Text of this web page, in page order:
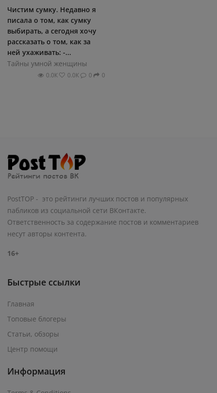
Чистим сумку. Недавно я
писала о том, как сумку
выбирать, а сегодня хочу
рассказать о том, как за
ней ухаживать: -...
Тайны умной женщины
0.0К 0.0К 0 0
PostTOP - это рейтинги лучших постов и популярных
пабликов из социальной сети ВКонтакте.
Ответственность за содержание постов и комментариев
несут авторы контента.
16+
Быстрые ссылки
Главная
Топовые блогеры
Статьи, обзоры
Центр помощи
Информация